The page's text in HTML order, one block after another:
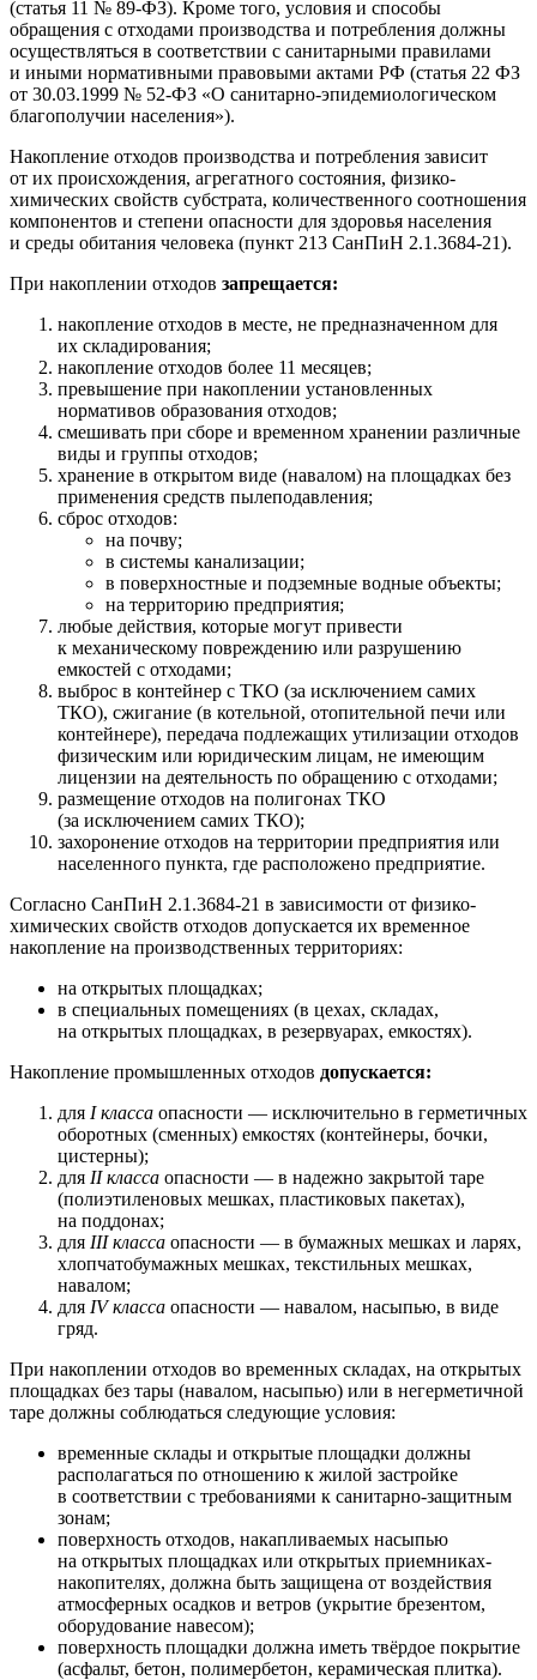
(статья 11 № 89-ФЗ). Кроме того, условия и способы
обращения с отходами производства и потребления должны
осуществляться в соответствии с санитарными правилами
и иными нормативными правовыми актами РФ (статья 22 ФЗ
от 30.03.1999 № 52-ФЗ «О санитарно-эпидемиологическом
благополучии населения»).
Накопление отходов производства и потребления зависит
от их происхождения, агрегатного состояния, физико-
химических свойств субстрата, количественного соотношения
компонентов и степени опасности для здоровья населения
и среды обитания человека (пункт 213 СанПиН 2.1.3684-21).
При накоплении отходов запрещается:
накопление отходов в месте, не предназначенном для
их складирования;
накопление отходов более 11 месяцев;
превышение при накоплении установленных
нормативов образования отходов;
смешивать при сборе и временном хранении различные
виды и группы отходов;
хранение в открытом виде (навалом) на площадках без
применения средств пылеподавления;
сброс отходов:
на почву;
в системы канализации;
в поверхностные и подземные водные объекты;
на территорию предприятия;
любые действия, которые могут привести
к механическому повреждению или разрушению
емкостей с отходами;
выброс в контейнер с ТКО (за исключением самих
ТКО), сжигание (в котельной, отопительной печи или
контейнере), передача подлежащих утилизации отходов
физическим или юридическим лицам, не имеющим
лицензии на деятельность по обращению с отходами;
размещение отходов на полигонах ТКО
(за исключением самих ТКО);
захоронение отходов на территории предприятия или
населенного пункта, где расположено предприятие.
Согласно СанПиН 2.1.3684-21 в зависимости от физико-
химических свойств отходов допускается их временное
накопление на производственных территориях:
на открытых площадках;
в специальных помещениях (в цехах, складах,
на открытых площадках, в резервуарах, емкостях).
Накопление промышленных отходов допускается:
для I класса опасности — исключительно в герметичных
оборотных (сменных) емкостях (контейнеры, бочки,
цистерны);
для II класса опасности — в надежно закрытой таре
(полиэтиленовых мешках, пластиковых пакетах),
на поддонах;
для III класса опасности — в бумажных мешках и ларях,
хлопчатобумажных мешках, текстильных мешках,
навалом;
для IV класса опасности — навалом, насыпью, в виде
гряд.
При накоплении отходов во временных складах, на открытых
площадках без тары (навалом, насыпью) или в негерметичной
таре должны соблюдаться следующие условия:
временные склады и открытые площадки должны
располагаться по отношению к жилой застройке
в соответствии с требованиями к санитарно-защитным
зонам;
поверхность отходов, накапливаемых насыпью
на открытых площадках или открытых приемниках-
накопителях, должна быть защищена от воздействия
атмосферных осадков и ветров (укрытие брезентом,
оборудование навесом);
поверхность площадки должна иметь твёрдое покрытие
(асфальт, бетон, полимербетон, керамическая плитка).